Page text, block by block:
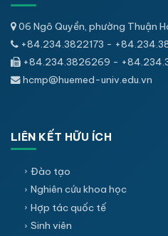
06 Ngô Quyền, phường Thuận
+84.234.3822173 -
+84.234.3826269 -
hcmp@huemed-univ.edu.vn
LIÊN KẾT HỮU ÍCH
Đào tạo
Nghiên cứu khoa học
Hợp tác quốc tế
Sinh viên